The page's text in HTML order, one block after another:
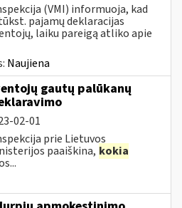
(VMI) informuoja, kad
pajamų deklaracijas
laiku pareigą atliko apie
Naujiena
gautų palūkanų
02-01
prie Lietuvos
paaiškina, kokia